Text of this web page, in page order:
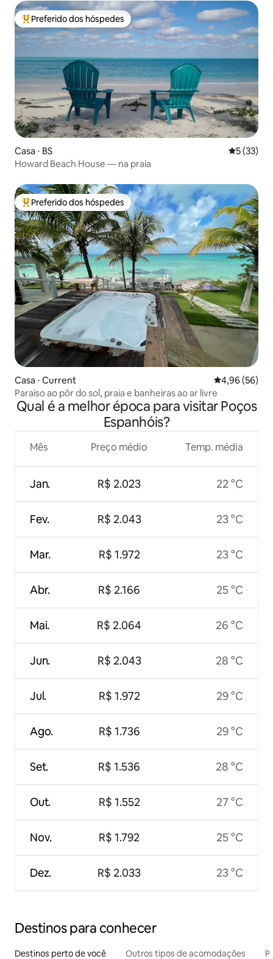
Entre os melhores preferidos dos hóspedes
Preferido dos hóspedes
Casa ⋅ BS 5 de uma
5 (33)
Howard Beach House — na praia
Entre os melhores preferidos dos hóspedes
Preferido dos hóspedes
Casa ⋅ Current 4,96 de uma
4,96 (56)
Paraíso ao pôr do sol, praia e banheiras ao ar livre
Qual é a melhor época para visitar Poços
Espanhóis?
Mês
Jan.
Fev.
Mar.
Abr.
Mai.
Jun.
Jul.
Ago.
Set.
Out.
Nov.
Dez.
Preço médio
R$ 2.023
R$ 2.043
R$ 1.972
R$ 2.166
R$ 2.064
R$ 2.043
R$ 1.972
R$ 1.736
R$ 1.536
R$ 1.552
R$ 1.792
R$ 2.033
Temp. média
22 °C
23 °C
23 °C
25 °C
26 °C
28 °C
29 °C
29 °C
28 °C
27 °C
25 °C
23 °C
Destinos para conhecer
Destinos perto de você Outros tipos de acomodações